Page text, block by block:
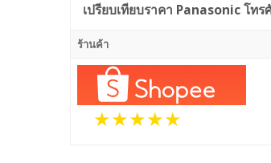
เปรียบเทียบราคา Panasonic โทร
ร้านค้า